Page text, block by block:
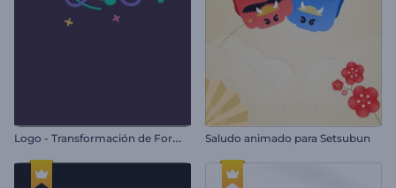
L
ogo - Transformación de Formas Saludo animado para Setsubun